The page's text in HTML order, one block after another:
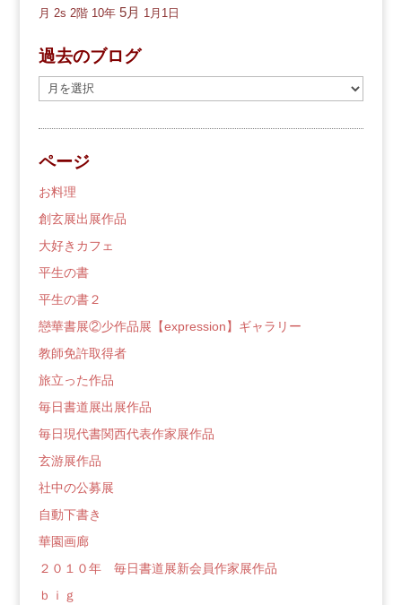
月 2s 2階 10年 5月 1月1日
過去のブログ
去
の
ロ
グ
ページ
お料理
創玄展出展作品
大好きカフェ
平生の書
平生の書２
戀華書展②少作品展【expression】ギャラリー
教師免許取得者
旅立った作品
毎日書道展出展作品
毎日現代書関西代表作家展作品
玄游展作品
社中の公募展
自動下書き
華園画廊
２０１０年 毎日書道展新会員作家展作品
ｂｉｇ